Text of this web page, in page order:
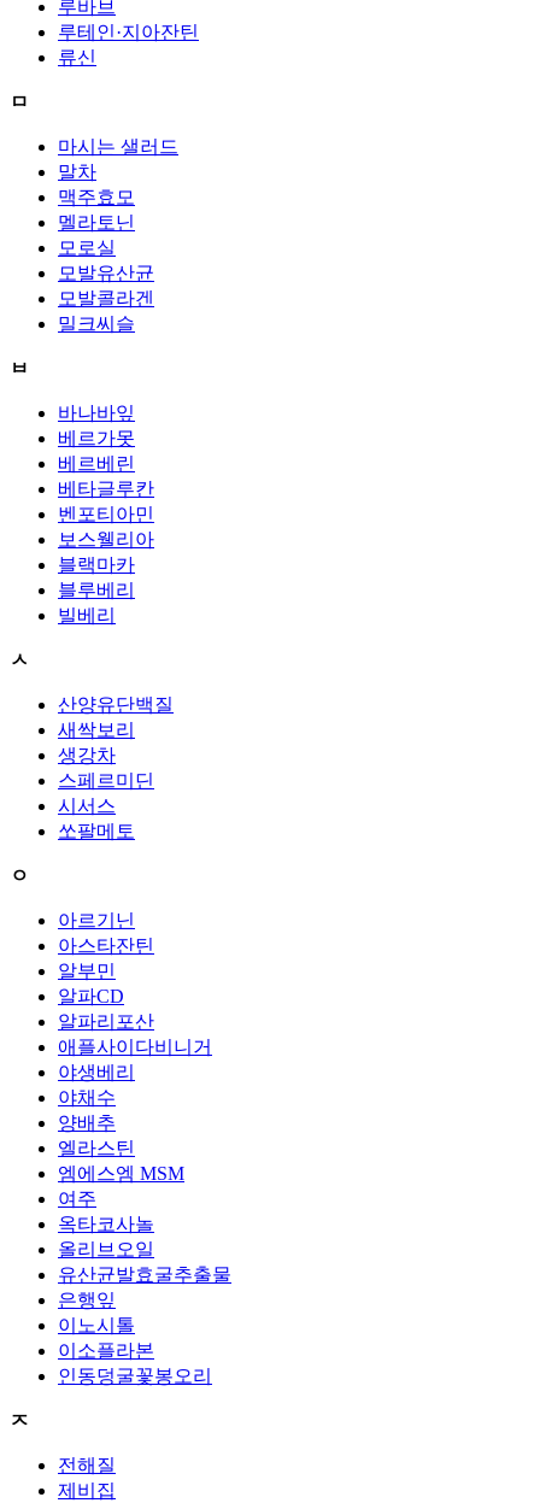
루바브
루테인·지아잔틴
류신
ㅁ
마시는 샐러드
말차
맥주효모
멜라토닌
모로실
모발유산균
모발콜라겐
밀크씨슬
ㅂ
바나바잎
베르가못
베르베린
베타글루칸
벤포티아민
보스웰리아
블랙마카
블루베리
빌베리
ㅅ
산양유단백질
새싹보리
생강차
스페르미딘
시서스
쏘팔메토
ㅇ
아르기닌
아스타잔틴
알부민
알파CD
알파리포산
애플사이다비니거
야생베리
야채수
양배추
엘라스틴
엠에스엠 MSM
여주
옥타코사놀
올리브오일
유산균발효굴추출물
은행잎
이노시톨
이소플라본
인동덩굴꽃봉오리
ㅈ
전해질
제비집